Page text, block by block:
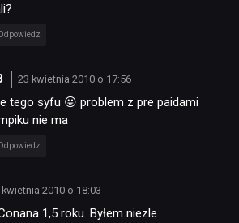
23 kwietnia 2010 o 17:56
tego syfu 😛 problem z pre paidami
nie ma
2010 o 18:03
1,5 roku. Byłem niezle